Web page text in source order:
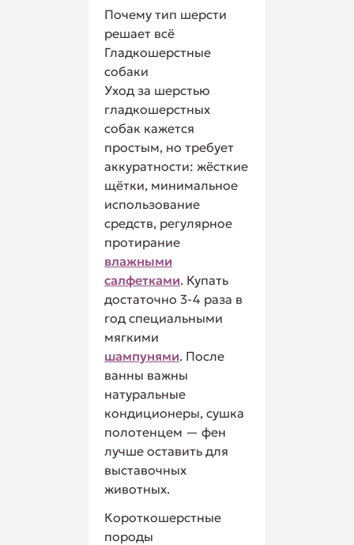
Почему тип шерсти
решает всё
Гладкошерстные
собаки
Уход за шерстью
гладкошерстных
собак кажется
простым, но требует
аккуратности: жёсткие
щётки, минимальное
использование
средств, регулярное
протирание
влажными
салфетками. Купать
достаточно 3-4 раза в
год специальными
мягкими
шампунями. После
ванны важны
натуральные
кондиционеры, сушка
полотенцем — фен
лучше оставить для
выставочных
животных.
Короткошерстные
породы